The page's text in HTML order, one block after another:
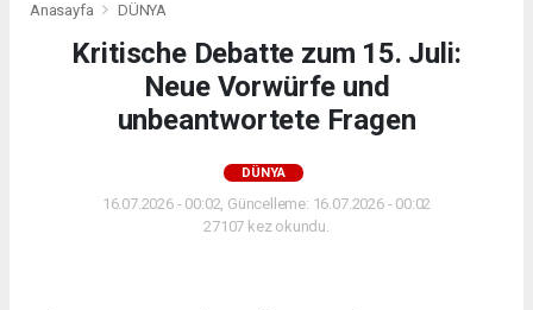
Anasayfa DÜNYA
Kritische Debatte zum 15. Juli:
Neue Vorwürfe und
unbeantwortete Fragen
DÜNYA
16.07.2026 - 00:02, Güncelleme: 16.07.2026 - 00:02
27107 kez okundu.